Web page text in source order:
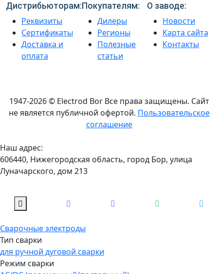
Дистрибьюторам:
Реквизиты
Сертификаты
Доставка и
оплата
Покупателям:
Дилеры
Регионы
Полезные
статьи
О заводе:
Новости
Карта сайта
Контакты
1947-2026 © Electrod Bor Все права защищены. Сайт
не является публичной офертой. Пользовательское
соглашение
Наш адрес:
606440, Нижегородская область, город Бор, улица
Луначарского, дом 213
Сварочные электроды
Тип сварки
для ручной дуговой сварки
Режим сварки